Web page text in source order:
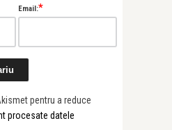
Email:*
pentru a reduce
procesate datele